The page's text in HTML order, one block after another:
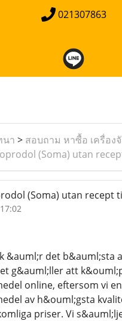
021307863
นา > สอบถาม หาซื้อ เครื่อง
(Soma) utan
(Soma) utan recept
&auml;r det b&auml;sta
g&auml;ller att
online, eftersom vi
av h&ouml;gsta
priser. Vi